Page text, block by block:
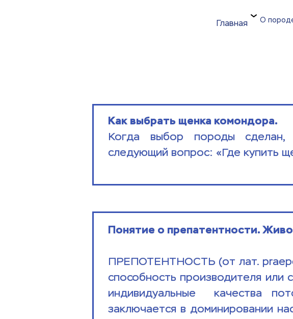
Главная О
Как выбрать щенка комондора.
Когда выбор породы сделан,
следующий вопрос: «Где купить
Понятие о препатентности.
ПРЕПОТЕНТНОСТЬ (от лат.
способность производителя или
индивидуальные  качества
заключается в доминировании